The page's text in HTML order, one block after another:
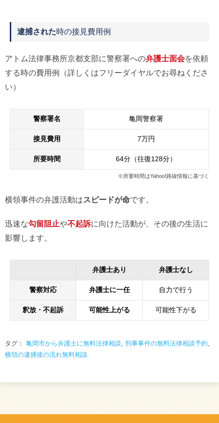
逮捕された時の接見費用例
アトム法律事務所京都支部に警察署への弁護士面会を依頼
する時の費用例（詳しくはフリーダイヤルでお尋ねくださ
い）
警察署名 亀岡警察署
接見費用 7万円
所要時間 64分（往復128分）
※所要時間はYahoo!路線情報に基づく
横領事件の弁護活動はスピードが命です。
迅速な勾留阻止や不起訴に向けた活動が、その後の生活に
影響します。
弁護士あり 弁護士なし
警察対応 弁護士に一任 自力で行う
釈放・不起訴 可能性上がる 可能性下がる
タグ： 亀岡市から弁護士に無料法律相談, 刑事事件の無料法律相談予約,
横領の逮捕後の流れ無料相談